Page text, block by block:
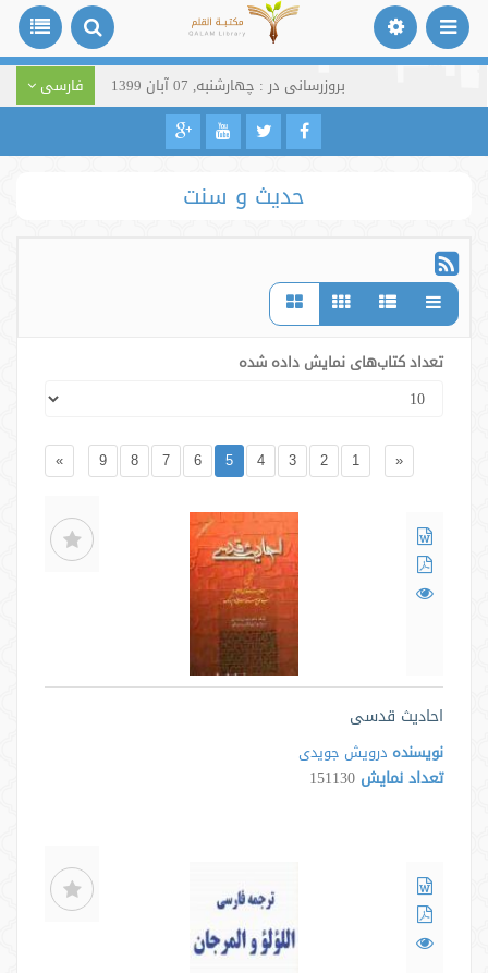
بروزرسانی در : چهارشنبه, 07 آبان 1399 فارسی
حدیث و سنت
تعداد کتاب‌های نمایش داده شده
«
1
2
3
4
5
6
7
8
9
»
احادیث قدسی
نویسنده درویش جویدی
تعداد نمایش 151130